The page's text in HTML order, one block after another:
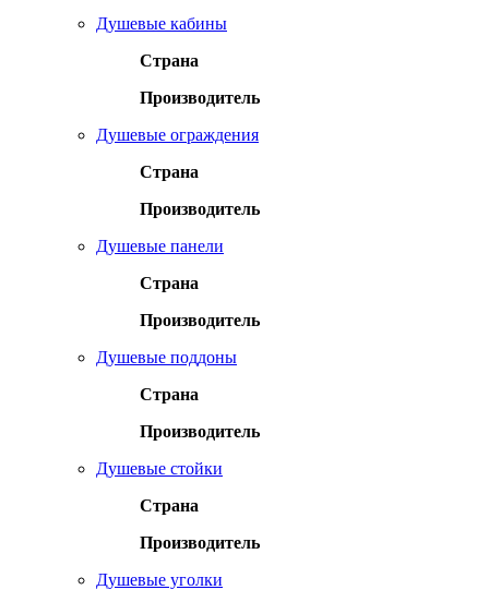
Душевые кабины
Страна
Производитель
Душевые ограждения
Страна
Производитель
Душевые панели
Страна
Производитель
Душевые поддоны
Страна
Производитель
Душевые стойки
Страна
Производитель
Душевые уголки